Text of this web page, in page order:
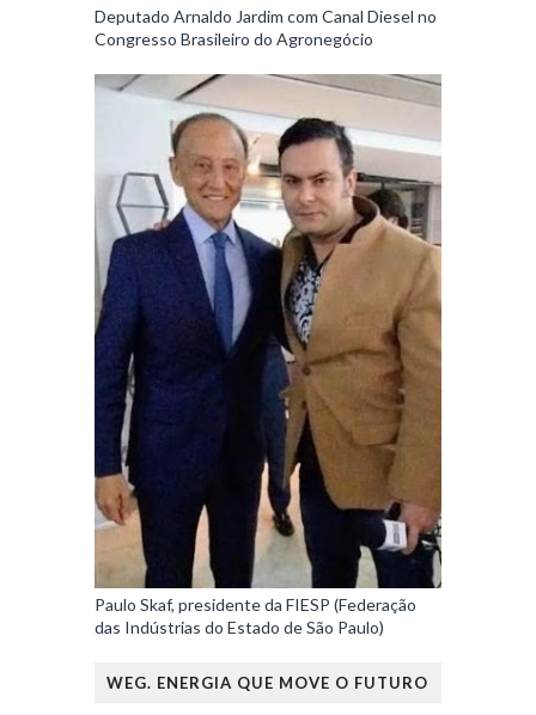
Deputado Arnaldo Jardim com Canal Diesel no
Congresso Brasileiro do Agronegócio
Paulo Skaf, presidente da FIESP (Federação
das Indústrias do Estado de São Paulo)
WEG. ENERGIA QUE MOVE O FUTURO